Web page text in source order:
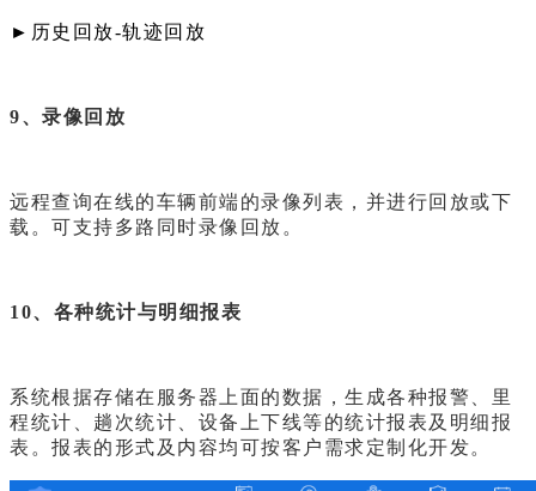
► 历史回放-轨迹回放
9、录像回放
远程查询在线的车辆前端的录像列表，并进行回放或下
载。可支持多路同时录像回放。
10、各种统计与明细报表
系统根据存储在服务器上面的数据，生成各种报警、里
程统计、趟次统计、设备上下线等的统计报表及明细报
表。报表的形式及内容均可按客户需求定制化开发。